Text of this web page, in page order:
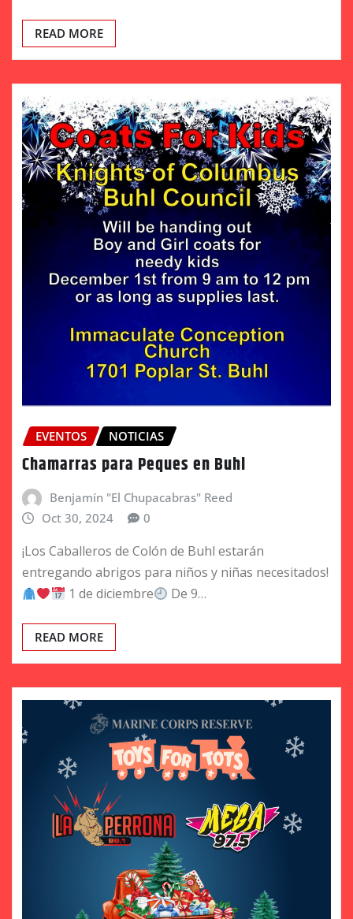
READ MORE
EVENTOS NOTICIAS
Chamarras para Peques en Buhl
Benjamín "El Chupacabras" Reed
Oct 30, 2024
0
¡Los Caballeros de Colón de Buhl estarán
entregando abrigos para niños y niñas necesitados!
1 de diciembre
De 9…
READ MORE